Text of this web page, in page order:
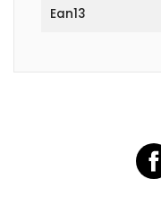
Ean13